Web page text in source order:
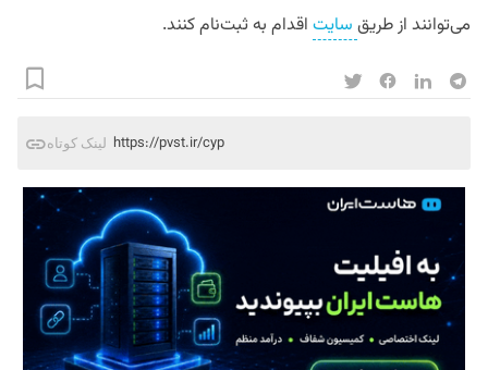
می‌توانند از طریق سایت اقدام به ثبت‌نام کنند.
لینک کوتاه https://pvst.ir/cyp